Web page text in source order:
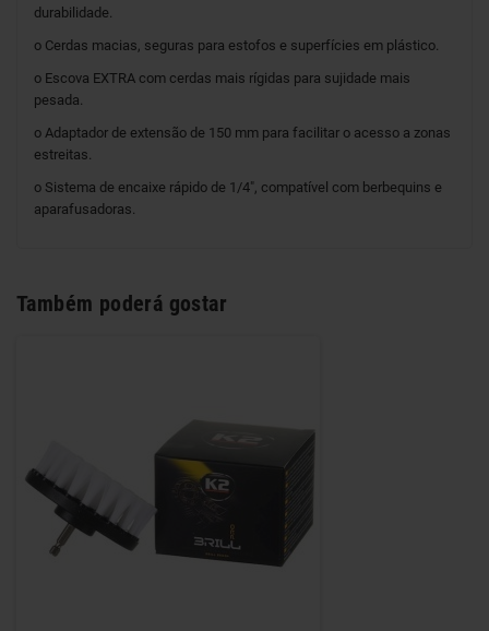
durabilidade.
o Cerdas macias, seguras para estofos e superfícies em plástico.
o Escova EXTRA com cerdas mais rígidas para sujidade mais
pesada.
o Adaptador de extensão de 150 mm para facilitar o acesso a zonas
estreitas.
o Sistema de encaixe rápido de 1/4", compatível com berbequins e
aparafusadoras.
Também poderá gostar